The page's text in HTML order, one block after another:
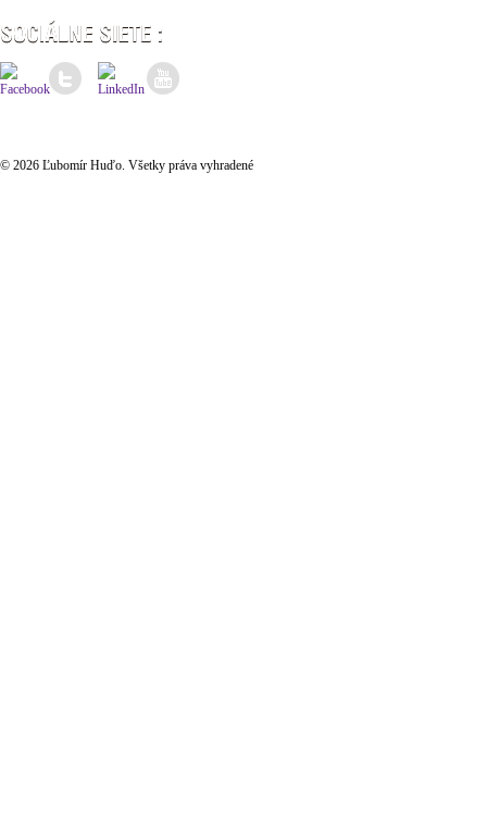
© 2026 Ľubomír Huďo. Všetky práva vyhradené